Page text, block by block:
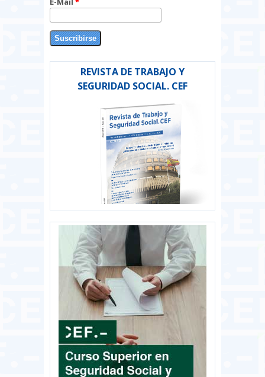
REVISTA DE TRABAJO Y
SEGURIDAD SOCIAL. CEF